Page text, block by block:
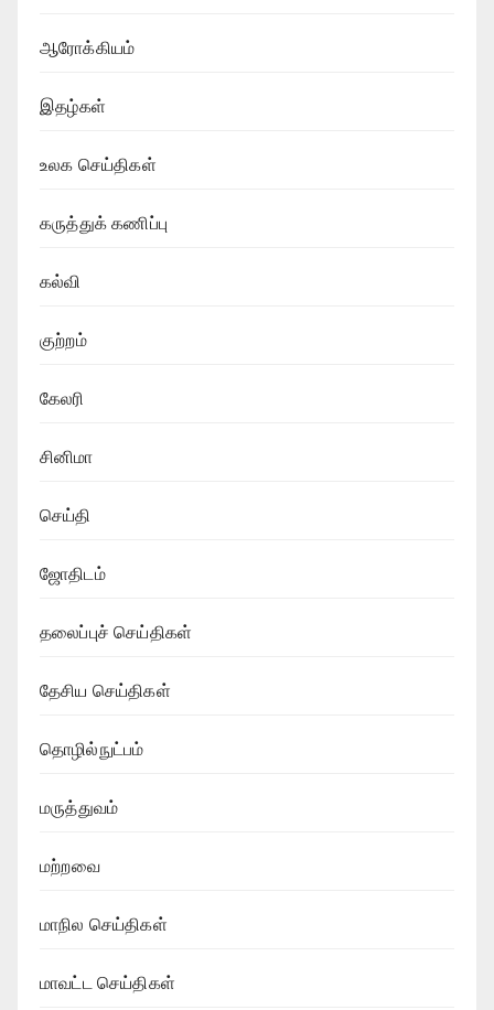
ஆரோக்கியம்
இதழ்கள்
உலக செய்திகள்
கருத்துக் கணிப்பு
கல்வி
குற்றம்
கேலரி
சினிமா
செய்தி
ஜோதிடம்
தலைப்புச் செய்திகள்
தேசிய செய்திகள்
தொழில்நுட்பம்
மருத்துவம்
மற்றவை
மாநில செய்திகள்
மாவட்ட செய்திகள்